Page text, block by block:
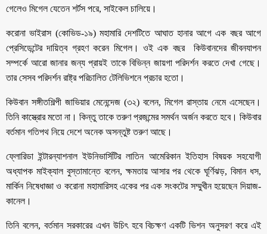
গেলেও মিগেল যেতেন শর্টস পরে, সাইকেল চালিয়ে।
করোনা ভাইরাস (কোভিড-১৯) মহামারি দেশটিতে আঘাত হানার আগে এক বছর আগে
প্রেসিডেন্টের দায়িত্ব গ্রহণ করেন মিগেল। ওই এক বছর কিউবানদের জীবনযাপন
সম্পর্কে আরো জানার জন্য প্রায়ই তাকে বিভিন্ন জায়গা পরিদর্শন করতে দেখা গেছে।
তার সেসব পরিদর্শন রাষ্ট্র পরিচালিত টেলিভিশনে প্রচার হতো।
কিউবান সঙ্গীতশিল্পী জাভিয়ার মেনেন্দেজ (৩২) বলেন, মিগেল রাস্তায় নেমে এসেছেন।
তিনি কাস্ত্রোর মতো না। কিন্তু তাকে তরুণ প্রজন্মের সমর্থন অর্জন করতে হবে। কিউবার
বর্তমান গতিপথ নিয়ে দেশে অনেক অসন্তুষ্ট তরুণ আছে।
ফ্লোরিডা ইন্টারন্যাশনাল ইউনিভার্সিটির লাতিন আমেরিকান ইতিহাস বিষয়ক সহযোগী
অধ্যাপক মাইক্যাল বুস্তামান্তে বলেন, ক্ষমতায় আসার পর থেকে ঘূর্ণিঝড়, বিমান ধস,
মার্কিন নিষেধাজ্ঞা ও করোনা মহামারিসহ একের পর এক সংকটের সম্মুখীন হয়েছেন দিয়াজ-
কানেল।
তিনি বলেন, বর্তমান সরকারের এখন উচিৎ হবে বিচক্ষণ একটি ভিশন অনুসরণ করে এই